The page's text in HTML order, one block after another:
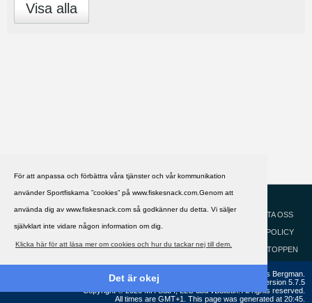
För att anpassa och förbättra våra tjänster och vår kommunikation
använder Sportfiskarna ”cookies” på www.fiskesnack.com.Genom att
använda dig av www.fiskesnack.com så godkänner du detta. Vi säljer
självklart inte vidare någon information om dig.
Klicka här för att läsa mer om cookies och hur du tackar nej till dem.
Det är okej
Visa alla
HJÄLP
KONTAKTA OSS
COOKIEPOLICY
GÅ TILL TOPPEN
Copyright ©2002 - 2021, FiskeSnack.com. Grundad 2002 av Anders Bergman.
Version 5.7.5
Copyright © 2026 MH Sub I, LLC dba vBulletin. All rights reserved.
All times are GMT+1. This page was generated at 20:45.